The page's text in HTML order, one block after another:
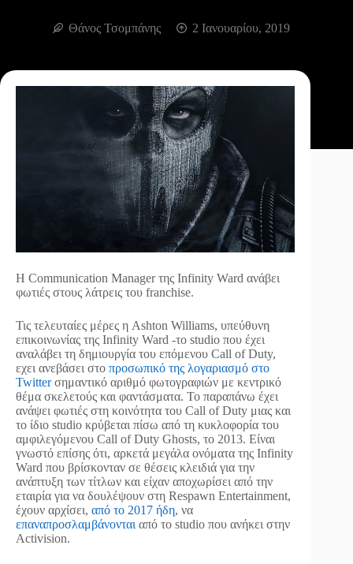
Θάνος Τσομπάνης 2 Ιανουαρίου, 2019
Η Communication Manager της Infinity Ward ανάβει
φωτιές στους λάτρεις του franchise.
Τις τελευταίες μέρες η Ashton Williams, υπεύθυνη
επικοινωνίας της Infinity Ward -το studio που έχει
αναλάβει τη δημιουργία του επόμενου Call of Duty,
εχει ανεβάσει στο προσωπικό της λογαριασμό στο
Twitterσημαντικό αριθμό φωτογραφιών με κεντρικό
θέμα σκελετούς και φαντάσματα. Το παραπάνω έχει
ανάψει φωτιές στη κοινότητα του Call of Duty μιας και
το ίδιο studio κρύβεται πίσω από τη κυκλοφορία του
αμφιλεγόμενου Call of Duty Ghosts, το 2013. Είναι
γνωστό επίσης ότι, αρκετά μεγάλα ονόματα της Infinity
Ward που βρίσκονταν σε θέσεις κλειδιά για την
ανάπτυξη των τίτλων και είχαν αποχωρίσει από την
εταιρία για να δουλέψουν στη Respawn Entertainment,
έχουν αρχίσει, από το 2017 ήδη, να
επαναπροσλαμβάνονταιαπό το studio που ανήκει στην
Activision.